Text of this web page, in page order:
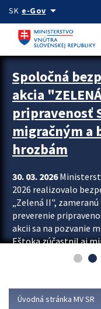
Preskocit na hlavný obsah
SK e-Govarrow_drop_down
Zastavit automatický posun
Spoločná
akcia
pripravenosť
migračným a
hrozbám
30. 03. 2026
2026 realizovalo
„Zelená II",
preverenie
akcii sa na pozvanie
Eštoka zúčastnil aj
Lubomír Metnar,
Cieľom akcie bolo
demonštrovať
Úvodná stránka MV SR